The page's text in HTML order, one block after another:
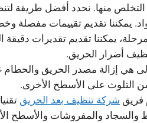
منها. نحدد أفضل طريقة
يمكننا تقديم تقييمات مفصلة
يمكننا تقديم تقديرات دقيقة
أضرار الحريق.
هي إزالة مصدر الحريق والحطام
التلوث على الأسطح الأخرى.
فريق شركة تنظيف بعد الحريق
والسجاد والمفروشات والأسطح